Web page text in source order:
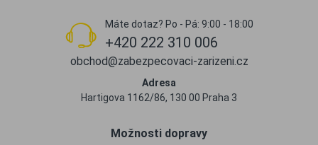
Máte dotaz? Po - Pá: 9:00 - 18:00
+420 222 310 006
obchod@zabezpecovaci-zarizeni.cz
Adresa
Hartigova 1162/86, 130 00 Praha 3
Možnosti dopravy